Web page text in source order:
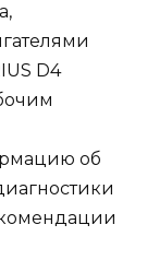
D4
об